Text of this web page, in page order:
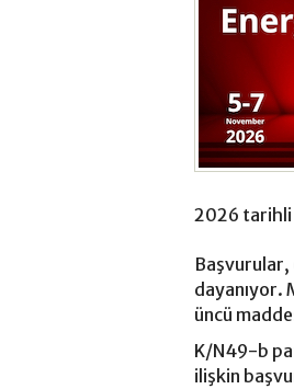
2026 tarihli
Başvurular,
dayanıyor.
üncü
K/N49-b
ilişkin